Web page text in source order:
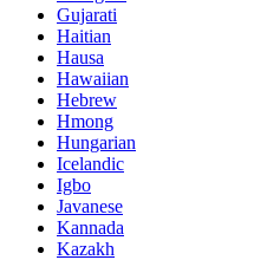
Gujarati
Haitian
Hausa
Hawaiian
Hebrew
Hmong
Hungarian
Icelandic
Igbo
Javanese
Kannada
Kazakh